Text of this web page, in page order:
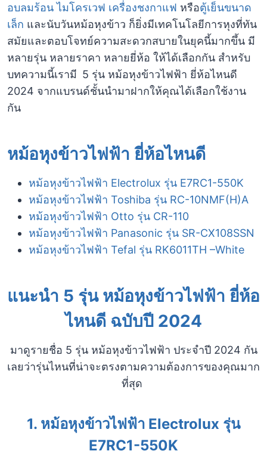
อบลมร้อน ไมโครเวฟ เครื่องชงกาแฟ หรือตู้เย็นขนาด
เล็ก และนับวันหม้อหุงข้าว ก็ยิ่งมีเทคโนโลยีการหุงที่ทัน
สมัยและตอบโจทย์ความสะดวกสบายในยุคนี้มากขึ้น มี
หลายรุ่น หลายราคา หลายยี่ห้อ ให้ได้เลือกกัน สำหรับ
บทความนี้เรามี 5 รุ่น หม้อหุงข้าวไฟฟ้า ยี่ห้อไหนดี
2024 จากแบรนด์ชั้นนำมาฝากให้คุณได้เลือกใช้งาน
กัน
หม้อหุงข้าวไฟฟ้า ยี่ห้อไหนดี
หม้อหุงข้าวไฟฟ้า Electrolux รุ่น E7RC1-550K
หม้อหุงข้าวไฟฟ้า Toshiba รุ่น RC-10NMF(H)A
หม้อหุงข้าวไฟฟ้า Otto รุ่น CR-110
หม้อหุงข้าวไฟฟ้า Panasonic รุ่น SR-CX108SSN
หม้อหุงข้าวไฟฟ้า Tefal รุ่น RK6011TH –White
แนะนำ 5 รุ่น หม้อหุงข้าวไฟฟ้า ยี่ห้อ
ไหนดี ฉบับปี 2024
มาดูรายชื่อ 5 รุ่น หม้อหุงข้าวไฟฟ้า ประจำปี 2024 กัน
เลยว่ารุ่นไหนที่น่าจะตรงตามความต้องการของคุณมาก
ที่สุด
1. หม้อหุงข้าวไฟฟ้า Electrolux รุ่น
E7RC1-550K